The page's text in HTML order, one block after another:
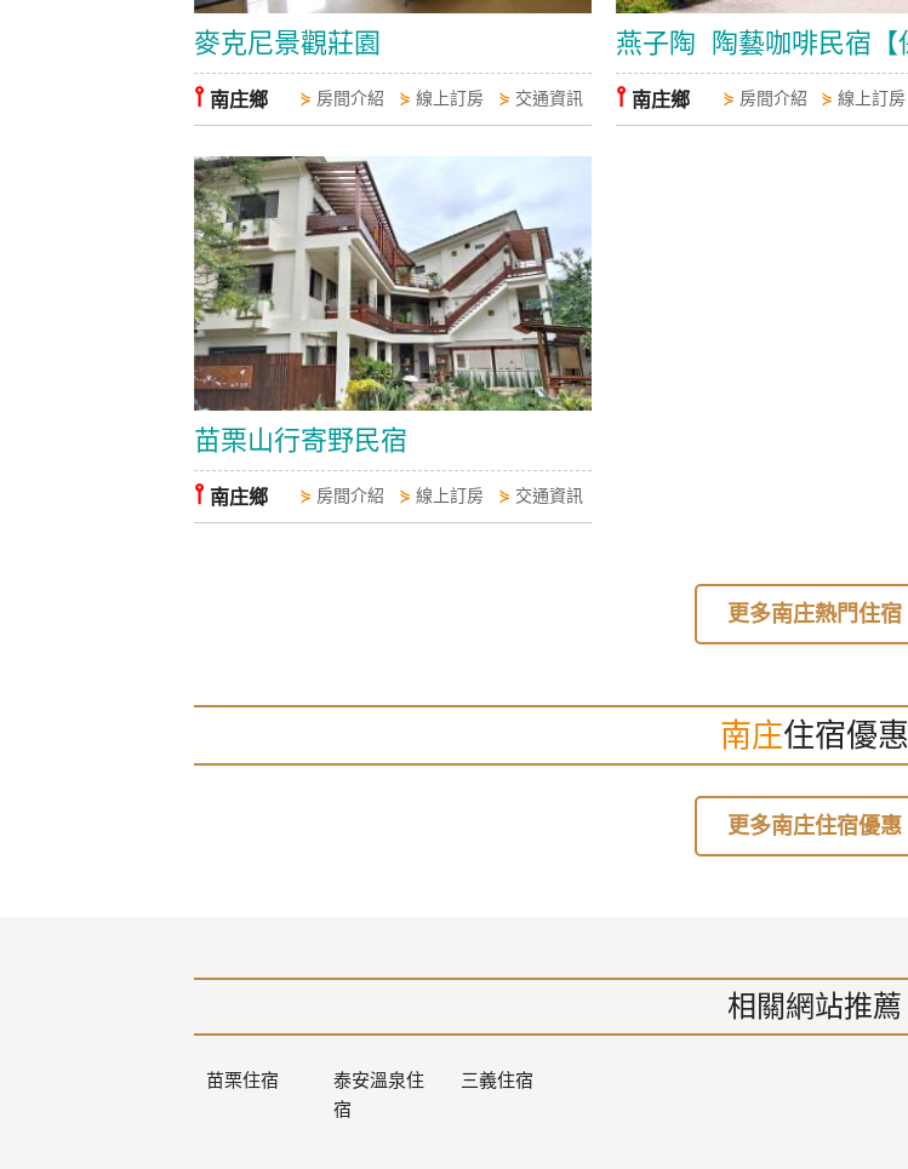
麥克尼景觀莊園
⫯ 南庄鄉 ⋟ 房間介紹 ⋟ 線上訂房 ⋟ 交通資訊
⫯ 南庄鄉 ⋟ 房間介紹 ⋟ 線上訂房
苗栗山行寄野民宿
⫯ 南庄鄉 ⋟ 房間介紹 ⋟ 線上訂房 ⋟ 交通資訊
更多南庄熱門住宿
南庄住宿優惠
更多南庄住宿優惠
相關網站推薦
苗栗住宿
泰安溫泉住
宿
三義住宿